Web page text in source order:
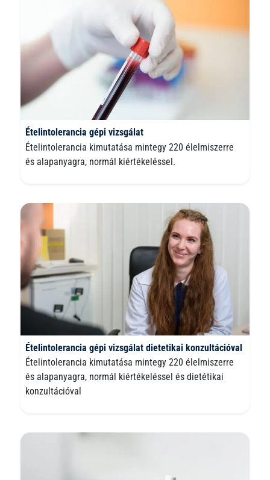
Ételintolerancia gépi vizsgálat
Ételintolerancia kimutatása mintegy 220 élelmiszerre
és alapanyagra, normál kiértékeléssel.
Ételintolerancia gépi vizsgálat dietetikai konzultációval
Ételintolerancia kimutatása mintegy 220 élelmiszerre
és alapanyagra, normál kiértékeléssel és dietétikai
konzultációval